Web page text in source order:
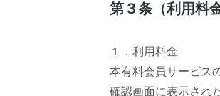
第３条（利用料
１．利用料金
本有料会員サービス
確認画面に表示され